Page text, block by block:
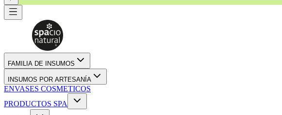
FAMILIA DE INSUMOS
INSUMOS POR ARTESANÍA
ENVASES COSMETICOS
PRODUCTOS SPA